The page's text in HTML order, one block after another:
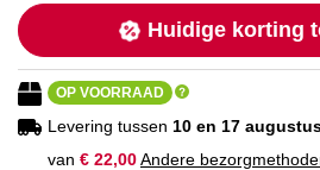
afbeeldingen-
gallerij
afbeeldingen-
gallerij
Huidige korting
OP VOORRAAD
Levering tussen 10 en 17
van € 22,00Andere